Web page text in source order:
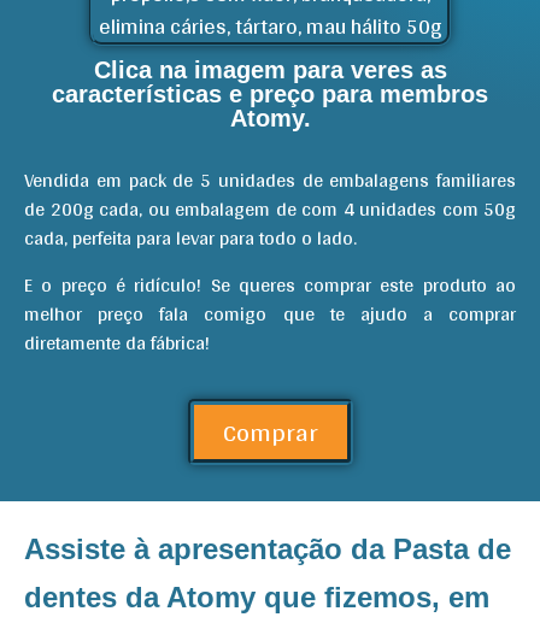
Clica na imagem para veres as
características e preço para membros
Atomy.
Vendida em pack de 5 unidades de embalagens familiares
de 200g cada, ou embalagem de com 4 unidades com 50g
cada, perfeita para levar para todo o lado.
E o preço é ridículo! Se queres comprar este produto ao
melhor preço fala comigo que te ajudo a comprar
diretamente da fábrica!
Comprar
Assiste à apresentação da Pasta de
dentes da Atomy que fizemos, em